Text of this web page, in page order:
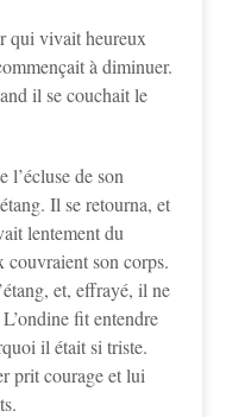
qui vivait heureux
à diminuer.
il se couchait le
l’écluse de son
Il se retourna, et
lentement du
couvraient son corps.
et, effrayé, il ne
fit entendre
il était si triste.
prit courage et lui